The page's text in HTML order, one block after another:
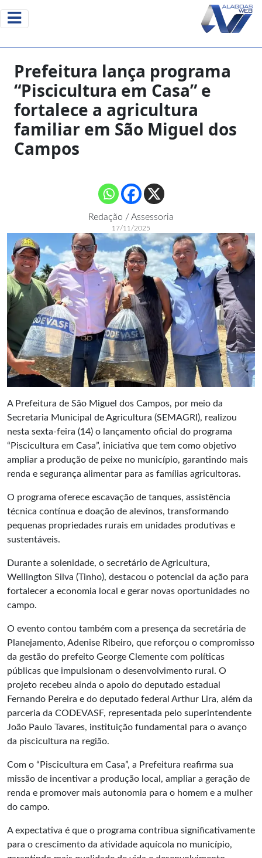
Prefeitura lança programa
“Piscicultura em Casa” e
fortalece a agricultura
familiar em São Miguel dos
Campos
Redação / Assessoria
17/11/2025
A Prefeitura de São Miguel dos Campos, por meio da
Secretaria Municipal de Agricultura (SEMAGRI), realizou
nesta sexta-feira (14) o lançamento oficial do programa
“Piscicultura em Casa”, iniciativa que tem como objetivo
ampliar a produção de peixe no município, garantindo mais
renda e segurança alimentar para as famílias agricultoras.
O programa oferece escavação de tanques, assistência
técnica contínua e doação de alevinos, transformando
pequenas propriedades rurais em unidades produtivas e
sustentáveis.
Durante a solenidade, o secretário de Agricultura,
Wellington Silva (Tinho), destacou o potencial da ação para
fortalecer a economia local e gerar novas oportunidades no
campo.
O evento contou também com a presença da secretária de
Planejamento, Adenise Ribeiro, que reforçou o compromisso
da gestão do prefeito George Clemente com políticas
públicas que impulsionam o desenvolvimento rural. O
projeto recebeu ainda o apoio do deputado estadual
Fernando Pereira e do deputado federal Arthur Lira, além da
parceria da CODEVASF, representada pelo superintendente
João Paulo Tavares, instituição fundamental para o avanço
da piscicultura na região.
Com o “Piscicultura em Casa”, a Prefeitura reafirma sua
missão de incentivar a produção local, ampliar a geração de
renda e promover mais autonomia para o homem e a mulher
do campo.
A expectativa é que o programa contribua significativamente
para o crescimento da atividade aquícola no município,